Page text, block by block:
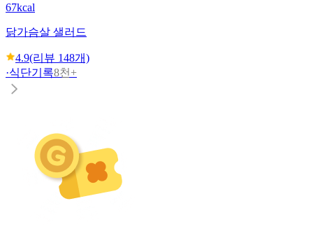
67kcal
닭가슴살 샐러드
4.9(리뷰 148개)
·식단기록8천+